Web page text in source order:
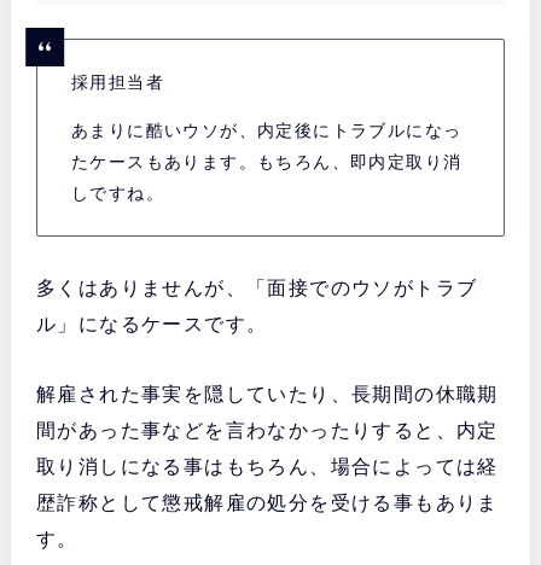
採用担当者
あまりに酷いウソが、内定後にトラブルになっ
たケースもあります。もちろん、即内定取り消
しですね。
多くはありませんが、「面接でのウソがトラブ
ル」になるケースです。
解雇された事実を隠していたり、長期間の休職期
間があった事などを言わなかったりすると、内定
取り消しになる事はもちろん、場合によっては経
歴詐称として懲戒解雇の処分を受ける事もありま
す。